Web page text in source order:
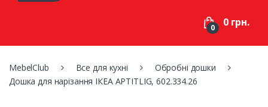
:
0 0 грн.
MebelClub Все для кухні
Обробні дошки
Дошка для нарізання ІКЕА APTITLIG, 602.334.26